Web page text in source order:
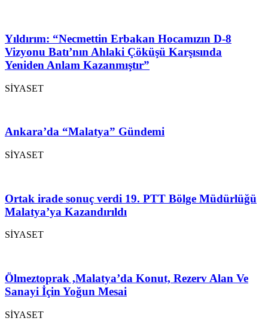
Yıldırım: “Necmettin Erbakan Hocamızın D-8
Vizyonu Batı’nın Ahlaki Çöküşü Karşısında
Yeniden Anlam Kazanmıştır”
SİYASET
Ankara’da “Malatya” Gündemi
SİYASET
Ortak irade sonuç verdi 19. PTT Bölge Müdürlüğü
Malatya’ya Kazandırıldı
SİYASET
Ölmeztoprak ,Malatya’da Konut, Rezerv Alan Ve
Sanayi İçin Yoğun Mesai
SİYASET